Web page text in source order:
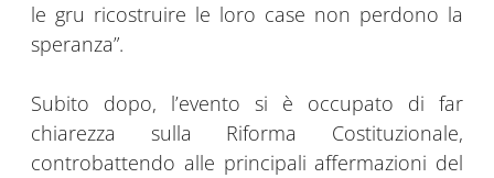
le gru ricostruire le loro case non perdono la
speranza”.
Subito dopo, l’evento si è occupato di far
chiarezza sulla Riforma Costituzionale,
controbattendo alle principali affermazioni del